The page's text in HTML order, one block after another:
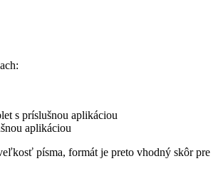
s príslušnou aplikáciou
aplikáciou
písma, formát je preto vhodný skôr pre